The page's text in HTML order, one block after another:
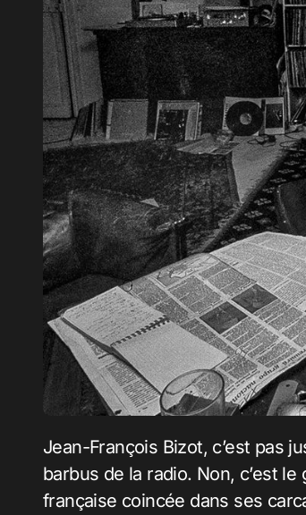
Jean-François Bizot, c’est pas juste un nom pour les intellos du journalisme ou les vieux
barbus de la radio. Non, c’est
française coincée dans ses